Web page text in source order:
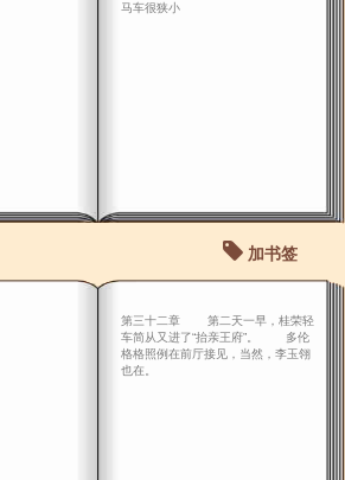
马车很狭小
加书签
第三十二章 第二天一早，桂荣轻
车简从又进了“抬亲王府”。 多伦
格格照例在前厅接见，当然，李玉翎
也在。